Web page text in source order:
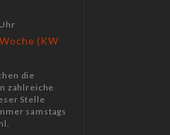
(KW
die
zahlreiche
Stelle
samstags